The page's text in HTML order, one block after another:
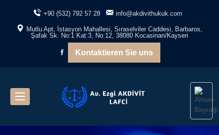
+90 (532) 792 57 28 info@akdivithukuk.com
Mutlu Apt, İstasyon Mahallesi, Sıraselviler Caddesi, Barbaros,
Şafak Sk. No:1 Kat:3, No:12, 38080 Kocasinan/Kayseri
Kontaktieren Sie uns